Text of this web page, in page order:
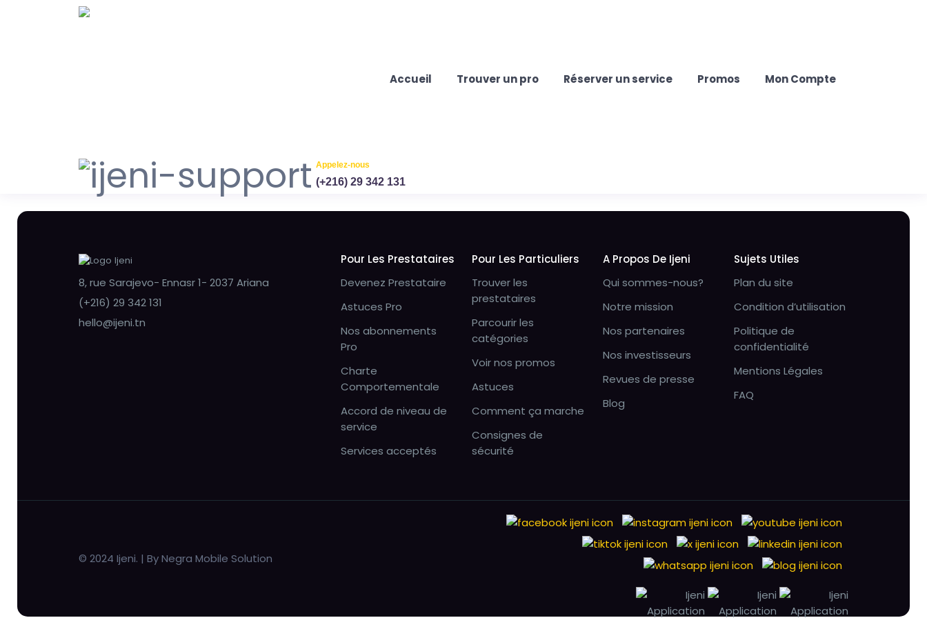
Accueil Trouver un pro Réserver un service Promos Mon Compte
Appelez-nous
(+216) 29 342 131
8, rue Sarajevo- Ennasr 1- 2037 Ariana
(+216) 29 342 131
hello@ijeni.tn
Pour Les Prestataires
Devenez Prestataire
Astuces Pro
Nos abonnements
Pro
Charte
Comportementale
Accord de niveau de
service
Services acceptés
Pour Les Particuliers
Trouver les
prestataires
Parcourir les
catégories
Voir nos promos
Astuces
Comment ça marche
Consignes de
sécurité
A Propos De Ijeni
Qui sommes-nous?
Notre mission
Nos partenaires
Nos investisseurs
Revues de presse
Blog
Sujets Utiles
Plan du site
Condition d’utilisation
Politique de
confidentialité
Mentions Légales
FAQ
© 2024 Ijeni. | By Negra Mobile Solution